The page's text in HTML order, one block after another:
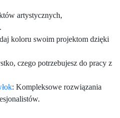
artystycznych,
koloru swoim projektom dzięki
czego potrzebujesz do pracy z
: Kompleksowe rozwiązania